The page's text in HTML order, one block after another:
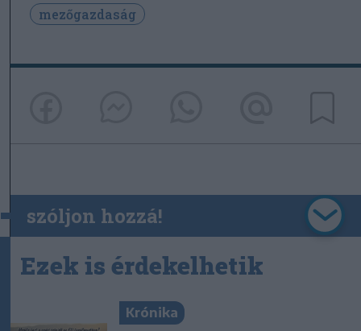
mezőgazdaság
szóljon hozzá!
Ezek is érdekelhetik
Krónika